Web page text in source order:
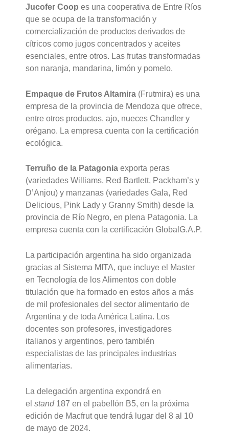
Jucofer Coop es una cooperativa de Entre Ríos
que se ocupa de la transformación y
comercialización de productos derivados de
cítricos como jugos concentrados y aceites
esenciales, entre otros. Las frutas transformadas
son naranja, mandarina, limón y pomelo.
Empaque de Frutos Altamira (Frutmira) es una
empresa de la provincia de Mendoza que ofrece,
entre otros productos, ajo, nueces Chandler y
orégano. La empresa cuenta con la certificación
ecológica.
Terruño de la Patagonia exporta peras
(variedades Williams, Red Bartlett, Packham’s y
D’Anjou) y manzanas (variedades Gala, Red
Delicious, Pink Lady y Granny Smith) desde la
provincia de Río Negro, en plena Patagonia. La
empresa cuenta con la certificación GlobalG.A.P.
La participación argentina ha sido organizada
gracias al Sistema MITA, que incluye el Master
en Tecnología de los Alimentos con doble
titulación que ha formado en estos años a más
de mil profesionales del sector alimentario de
Argentina y de toda América Latina. Los
docentes son profesores, investigadores
italianos y argentinos, pero también
especialistas de las principales industrias
alimentarias.
La delegación argentina expondrá en
elstand187 en el pabellón B5, en la próxima
edición de Macfrut que tendrá lugar del 8 al 10
de mayo de 2024.